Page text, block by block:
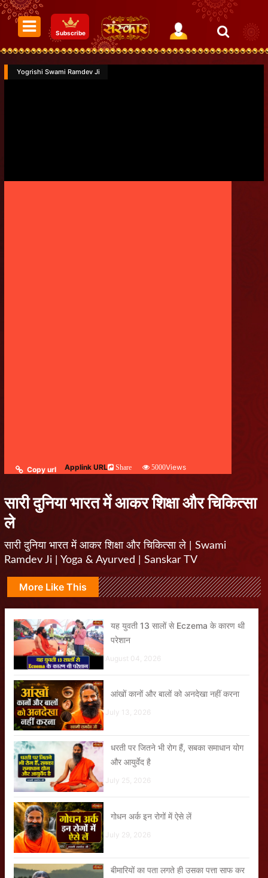
Subscribe
Yogrishi Swami Ramdev Ji
Copy url Applink URL Share 5000Views
सारी दुनिया भारत में आकर शिक्षा और चिकित्सा
ले
सारी दुनिया भारत में आकर शिक्षा और चिकित्सा ले | Swami
Ramdev Ji | Yoga & Ayurved | Sanskar TV
More Like This
यह युवती 13 सालों से Eczema के कारण थी
परेशान
August 04, 2026
आंखों कानों और बालों को अनदेखा नहीं करना
July 13, 2026
धरती पर जितने भी रोग हैं, सबका समाधान योग
और आयुर्वेद है
July 25, 2026
गोधन अर्क इन रोगों में ऐसे लें
July 29, 2026
बीमारियों का पता लगते ही उसका पत्ता साफ कर